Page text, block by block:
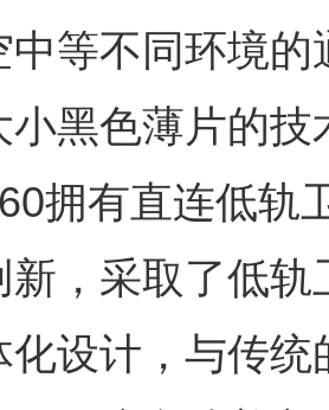
等不同环境的
小黑色薄片的
拥有直连低轨
新，采取了低
化设计，与传